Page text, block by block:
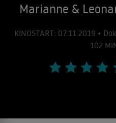
Marianne &
KINOSTART: 07.11.2019 •
102